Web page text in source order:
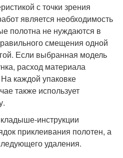
с точки зрения
является необходимость
полотна не нуждаются в
смещения одной
Если выбранная модель
расход материала
каждой упаковке
также использует
инструкции
приклеивания полотен, а
удаления.